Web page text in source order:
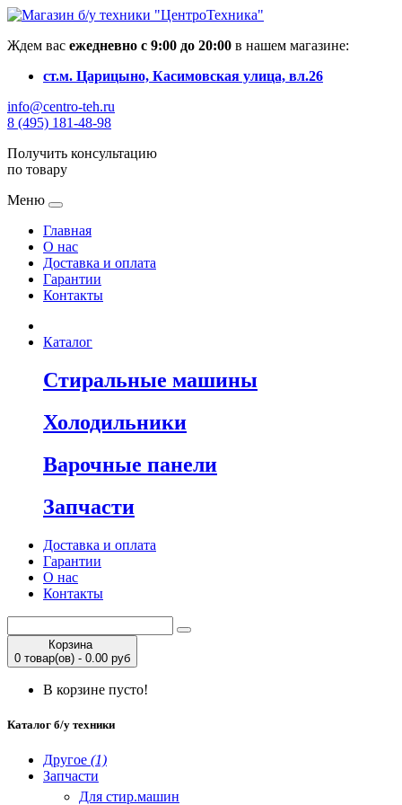
Ждем вас ежедневно с 9:00 до 20:00 в нашем магазине:
ст.м. Царицыно, Касимовская улица, вл.26
info@centro-teh.ru
8 (495) 181-48-98
Получить консультацию
по товару
Меню
Главная
О нас
Доставка и оплата
Гарантии
Контакты
Каталог
Стиральные машины
Холодильники
Варочные панели
Запчасти
Доставка и оплата
Гарантии
О нас
Контакты
Корзина
0 товар(ов) - 0.00 руб
В корзине пусто!
Каталог б/у техники
Другое (1)
Запчасти
Для стир.машин